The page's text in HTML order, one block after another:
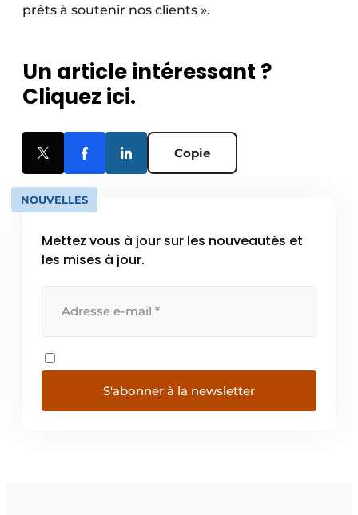
prêts à soutenir nos clients ».
Un article intéressant ?
Cliquez ici.
Copie
NOUVELLES
Mettez vous à jour sur les nouveautés et
les mises à jour.
S'abonner à la newsletter